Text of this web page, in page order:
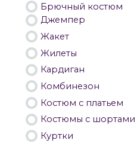
Брючный костюм
Джемпер
Жакет
Жилеты
Кардиган
Комбинезон
Костюм с платьем
Костюмы с шортами
Куртки